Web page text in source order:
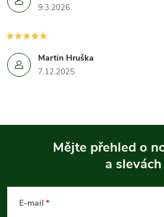
9.3.2026
Martin Hruška
7.12.2025
Mějte přehled o
a slevách
E-mail